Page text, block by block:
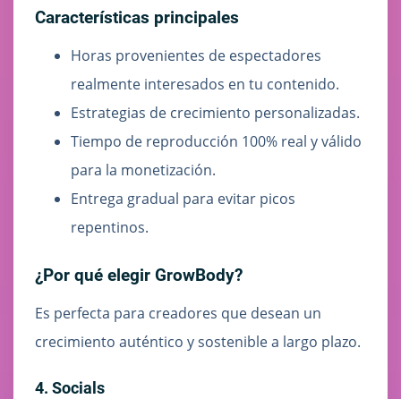
Características principales
Horas provenientes de espectadores
realmente interesados en tu contenido.
Estrategias de crecimiento personalizadas.
Tiempo de reproducción 100% real y válido
para la monetización.
Entrega gradual para evitar picos
repentinos.
¿Por qué elegir GrowBody?
Es perfecta para creadores que desean un
crecimiento auténtico y sostenible a largo plazo.
4. Socials